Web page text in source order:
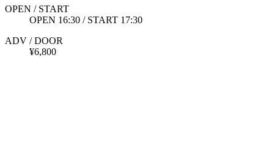
OPEN / START
OPEN 16:30 / START 17:30
ADV / DOOR
¥6,800